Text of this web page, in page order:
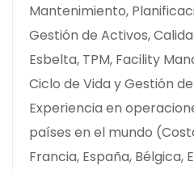
Mantenimiento,
Gestión de Activos,
Esbelta, TPM, Facility
Ciclo de Vida y Gestión
Experiencia en
países en el mundo
Francia, España, Bélgica,